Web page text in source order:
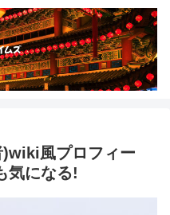
風プロフィー
気になる!